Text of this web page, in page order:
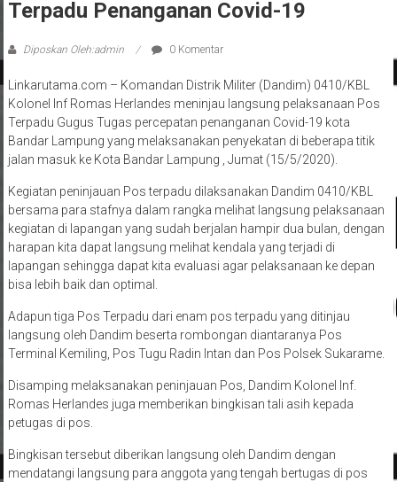
Terpadu Penanganan Covid-19
Diposkan Oleh:admin 0 Komentar
Linkarutama.com – Komandan Distrik Militer (Dandim) 0410/KBL
Kolonel Inf Romas Herlandes meninjau langsung pelaksanaan Pos
Terpadu Gugus Tugas percepatan penanganan Covid-19 kota
Bandar Lampung yang melaksanakan penyekatan di beberapa titik
jalan masuk ke Kota Bandar Lampung , Jumat (15/5/2020).
Kegiatan peninjauan Pos terpadu dilaksanakan Dandim 0410/KBL
bersama para stafnya dalam rangka melihat langsung pelaksanaan
kegiatan di lapangan yang sudah berjalan hampir dua bulan, dengan
harapan kita dapat langsung melihat kendala yang terjadi di
lapangan sehingga dapat kita evaluasi agar pelaksanaan ke depan
bisa lebih baik dan optimal.
Adapun tiga Pos Terpadu dari enam pos terpadu yang ditinjau
langsung oleh Dandim beserta rombongan diantaranya Pos
Terminal Kemiling, Pos Tugu Radin Intan dan Pos Polsek Sukarame.
Disamping melaksanakan peninjauan Pos, Dandim Kolonel Inf.
Romas Herlandes juga memberikan bingkisan tali asih kepada
petugas di pos.
Bingkisan tersebut diberikan langsung oleh Dandim dengan
mendatangi langsung para anggota yang tengah bertugas di pos